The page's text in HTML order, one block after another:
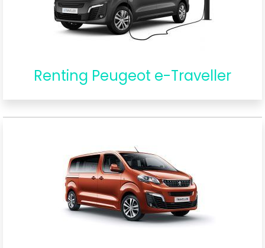
Renting Peugeot e-Traveller